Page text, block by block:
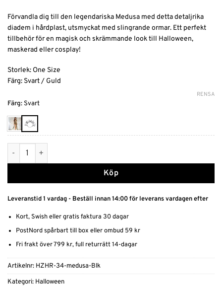
Förvandla dig till den legendariska Medusa med detta detaljrika
diadem i hårdplast, utsmyckat med slingrande ormar. Ett perfekt
tillbehör för en magisk och skrämmande look till Halloween,
maskerad eller cosplay!
Storlek: One Size
Färg: Svart / Guld
Färg: Svart
RENSA
Medusa Diadem med Slingrande Ormar mängd
Köp
Alternative:
Leveranstid 1 vardag - Beställ innan 14:00 för leverans vardagen efter
Kort, Swish eller gratis faktura 30 dagar
PostNord spårbart till box eller ombud 59 kr
Fri frakt över 799 kr, full returrätt 14-dagar
Artikelnr: HZHR-34-medusa-Blk
Kategori: Halloween